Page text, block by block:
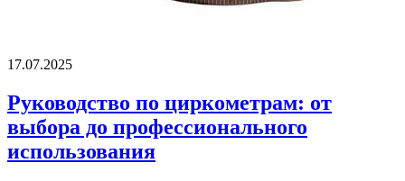
17.07.2025
Руководство по циркометрам: от
выбора до профессионального
использования